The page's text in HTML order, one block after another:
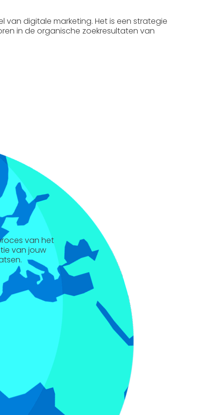
van digitale marketing. Het is een strategie
in de organische zoekresultaten van
van het
van jouw